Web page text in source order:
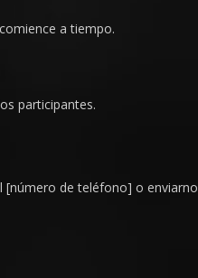
a tiempo.
participantes.
[número de teléfono] o